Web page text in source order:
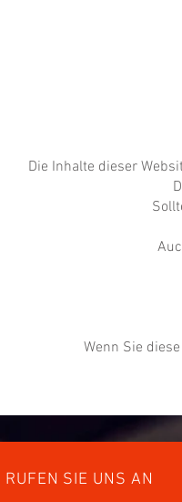
Die Inhalte dieser
Wenn Sie
RUFEN SIE UNS AN